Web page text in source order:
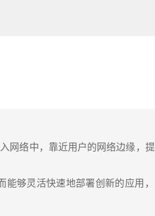
网络中，靠近用户的网络边缘，
能够灵活快速地部署创新的应用